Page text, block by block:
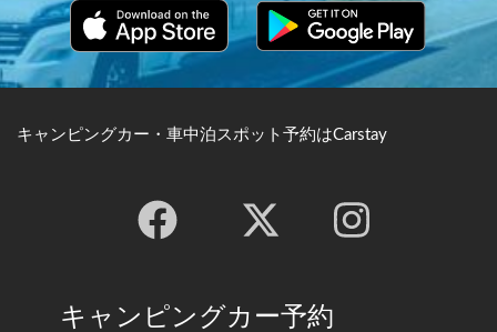
キャンピングカー・車中泊スポット予約はCarstay
キャンピングカー予約